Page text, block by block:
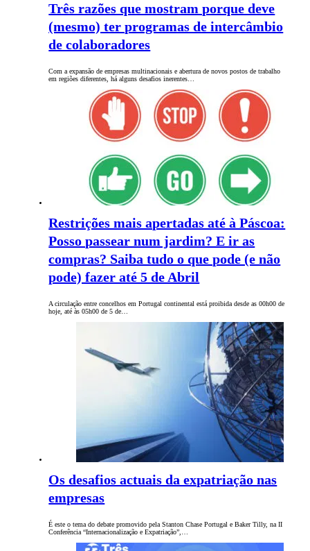
Três razões que mostram porque deve
(mesmo) ter programas de intercâmbio
de colaboradores
Com a expansão de empresas multinacionais e abertura de novos postos de trabalho
em regiões diferentes, há alguns desafios inerentes…
Restrições mais apertadas até à Páscoa:
Posso passear num jardim? E ir as
compras? Saiba tudo o que pode (e não
pode) fazer até 5 de Abril
A circulação entre concelhos em Portugal continental está proibida desde as 00h00 de
hoje, até às 05h00 de 5 de…
Os desafios actuais da expatriação nas
empresas
É este o tema do debate promovido pela Stanton Chase Portugal e Baker Tilly, na II
Conferência “Internacionalização e Expatriação”,…